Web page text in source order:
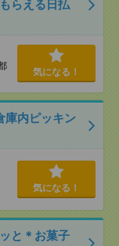
らえる日払
気になる！
庫内ピッキン
気になる！
と＊お菓子